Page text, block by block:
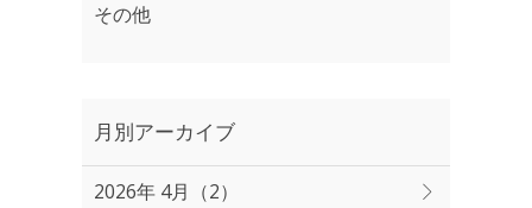
その他
月別アーカイブ
2026年 4月（2）